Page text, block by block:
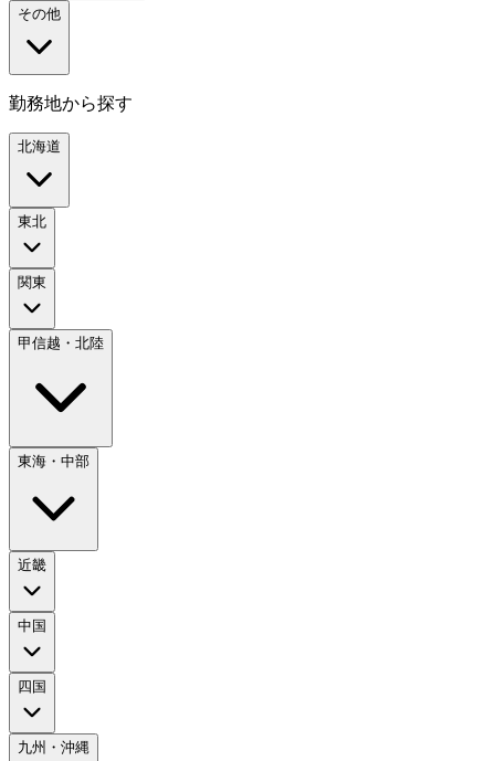
その他
勤務地から探す
北海道
東北
関東
甲信越・北陸
東海・中部
近畿
中国
四国
九州・沖縄